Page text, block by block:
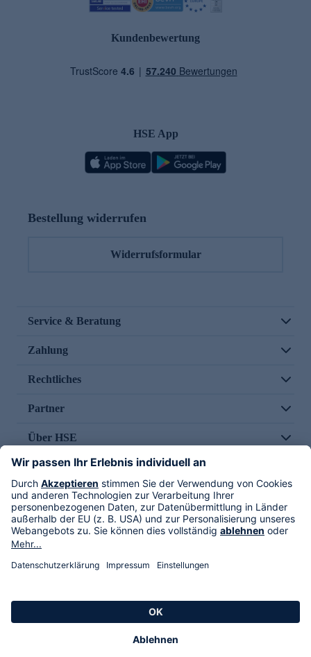
Kundenbewertung
HSE App
Bestellung widerrufen
Widerrufsformular
Service & Beratung
Zahlung
Rechtliches
Partner
Über HSE
Im TV
HSE International